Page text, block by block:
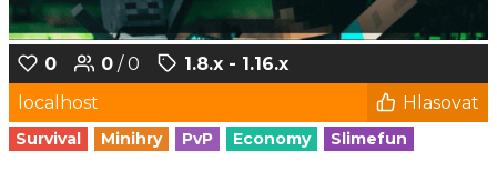
0 0 / 0
1.8.x - 1.16.x
localhost
Hlasovat
Survival Minihry PvP Economy Slimefun